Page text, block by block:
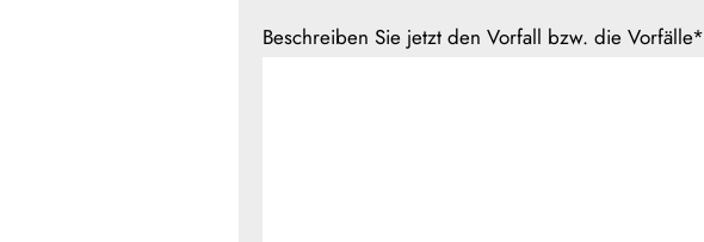
Beschreiben Sie jetzt den Vorfall bzw. die Vorfälle*